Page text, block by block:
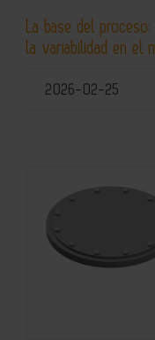
La base del
la variabilidad en el
2026-02-25